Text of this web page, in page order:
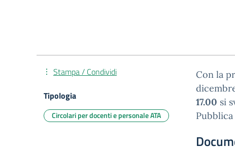
Con la
17.00 si
Stampa / Condividi
Tipologia
Circolari per docenti e personale ATA